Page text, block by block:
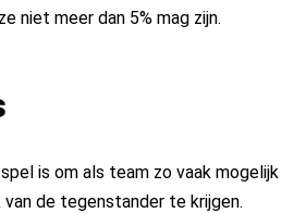
niet meer dan 5% mag zijn.
is om als team zo vaak mogelijk
de tegenstander te krijgen.